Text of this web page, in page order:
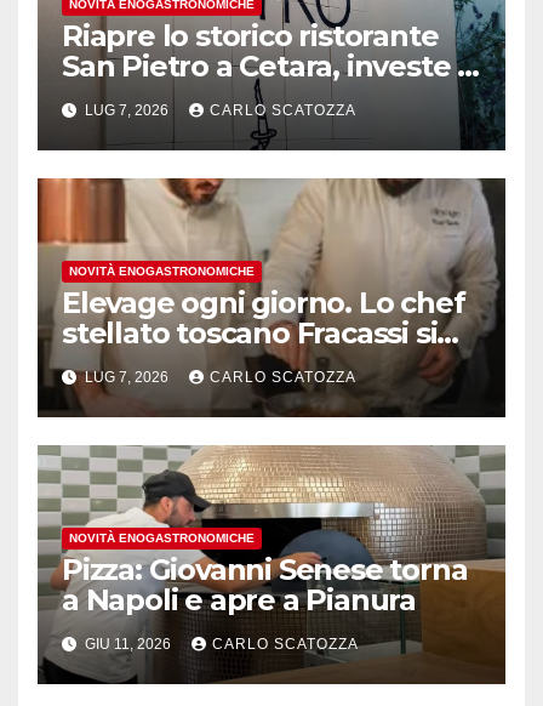
NOVITÀ ENOGASTRONOMICHE
Riapre lo storico ristorante
San Pietro a Cetara, investe il
gruppo Armatore
LUG 7, 2026 CARLO SCATOZZA
NOVITÀ ENOGASTRONOMICHE
Elevage ogni giorno. Lo chef
stellato toscano Fracassi si
trasferisce a Trentola
Ducenta
LUG 7, 2026 CARLO SCATOZZA
NOVITÀ ENOGASTRONOMICHE
Pizza: Giovanni Senese torna
a Napoli e apre a Pianura
GIU 11, 2026 CARLO SCATOZZA